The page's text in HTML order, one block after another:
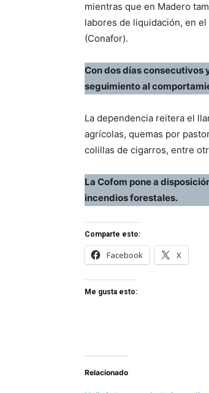
mientras que en Madero
labores de liquidación, en
(Conafor).
Con dos días consecutivos
seguimiento al
La dependencia reitera el
agrícolas, quemas por
colillas de cigarros, entre
La Cofom pone a
incendios forestales.
Comparte esto:
Facebook X
Me gusta esto:
Relacionado